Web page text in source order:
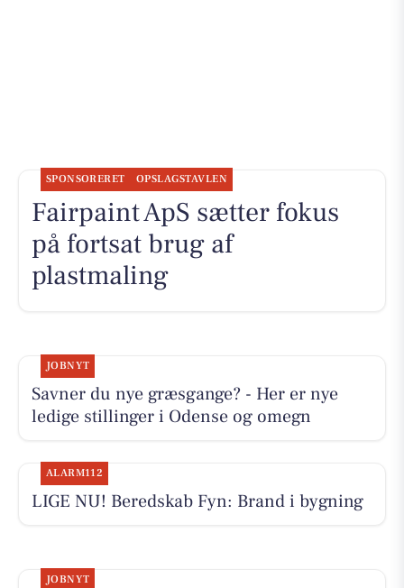
SPONSORERET OPSLAGSTAVLEN
Fairpaint ApS sætter fokus
på fortsat brug af
plastmaling
JOBNYT
Savner du nye græsgange? - Her er nye
ledige stillinger i Odense og omegn
ALARM112
LIGE NU! Beredskab Fyn: Brand i bygning
JOBNYT